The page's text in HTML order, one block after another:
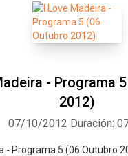
- Programa
2012)
07/10/2012 Duración:
- Programa 5 (06 Outubro